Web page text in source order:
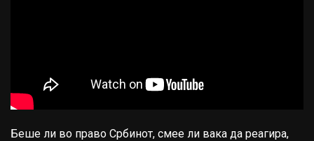
Беше ли во право Србинот, смее ли вака да реагира,